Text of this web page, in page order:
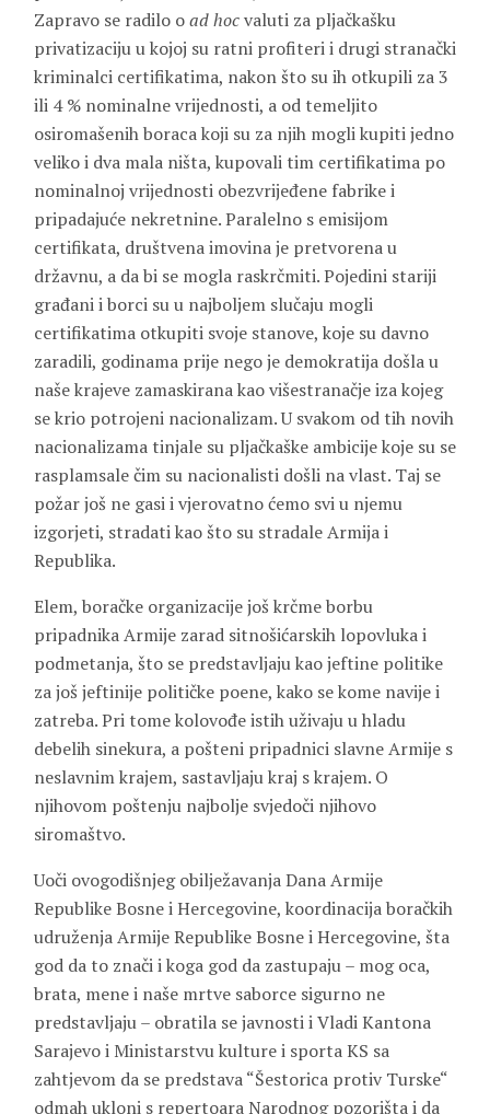
Zapravo se radilo oad hocvaluti za pljačkašku
privatizaciju u kojoj su ratni profiteri i drugi stranački
kriminalci certifikatima, nakon što su ih otkupili za 3
ili 4 % nominalne vrijednosti, a od temeljito
osiromašenih boraca koji su za njih mogli kupiti jedno
veliko i dva mala ništa, kupovali tim certifikatima po
nominalnoj vrijednosti obezvrijeđene fabrike i
pripadajuće nekretnine. Paralelno s emisijom
certifikata, društvena imovina je pretvorena u
državnu, a da bi se mogla raskrčmiti. Pojedini stariji
građani i borci su u najboljem slučaju mogli
certifikatima otkupiti svoje stanove, koje su davno
zaradili, godinama prije nego je demokratija došla u
naše krajeve zamaskirana kao višestranačje iza kojeg
se krio potrojeni nacionalizam. U svakom od tih novih
nacionalizama tinjale su pljačkaške ambicije koje su se
rasplamsale čim su nacionalisti došli na vlast. Taj se
požar još ne gasi i vjerovatno ćemo svi u njemu
izgorjeti, stradati kao što su stradale Armija i
Republika.
Elem, boračke organizacije još krčme borbu
pripadnika Armije zarad sitnošićarskih lopovluka i
podmetanja, što se predstavljaju kao jeftine politike
za još jeftinije političke poene, kako se kome navije i
zatreba. Pri tome kolovođe istih uživaju u hladu
debelih sinekura, a pošteni pripadnici slavne Armije s
neslavnim krajem, sastavljaju kraj s krajem. O
njihovom poštenju najbolje svjedoči njihovo
siromaštvo.
Uoči ovogodišnjeg obilježavanja Dana Armije
Republike Bosne i Hercegovine, koordinacija boračkih
udruženja Armije Republike Bosne i Hercegovine, šta
god da to znači i koga god da zastupaju – mog oca,
brata, mene i naše mrtve saborce sigurno ne
predstavljaju – obratila se javnosti i Vladi Kantona
Sarajevo i Ministarstvu kulture i sporta KS sa
zahtjevom da se predstava “Šestorica protiv Turske“
odmah ukloni s repertoara Narodnog pozorišta i da